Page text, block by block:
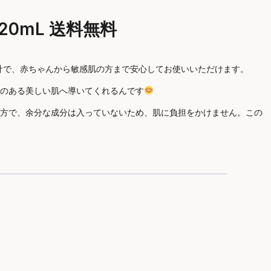
送料無料
、赤ちゃんから敏感肌の方まで安心してお使いいただけます。
ある美しい肌へ導いてくれるんです
で、余分な成分は入っていないため、肌に負担をかけません。この